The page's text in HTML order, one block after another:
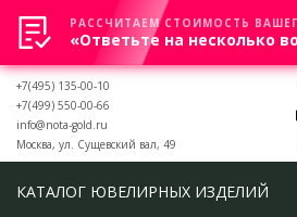
+7(495) 135-00-10
+7(499) 550-00-66
info@nota-gold.ru
Москва, ул. Сущевский вал, 49
КАТАЛОГ ЮВЕЛИРНЫХ ИЗДЕЛИЙ
РАССЧИТАЕМ СТОИМОСТЬ
«Ответьте на несколько